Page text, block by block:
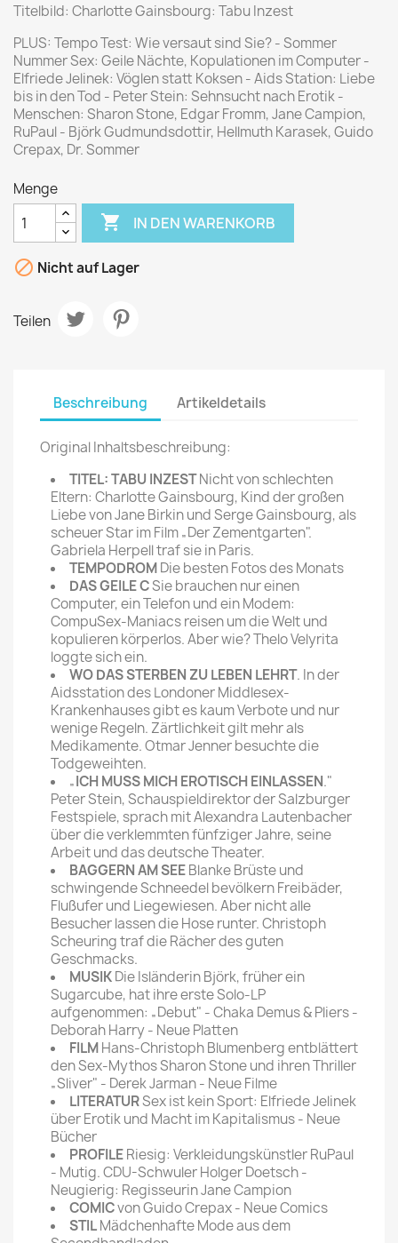
Titelbild: Charlotte Gainsbourg: Tabu Inzest
PLUS: Tempo Test: Wie versaut sind Sie? - Sommer
Nummer Sex: Geile Nächte, Kopulationen im Computer -
Elfriede Jelinek: Vöglen statt Koksen - Aids Station: Liebe
bis in den Tod - Peter Stein: Sehnsucht nach Erotik -
Menschen: Sharon Stone, Edgar Fromm, Jane Campion,
RuPaul - Björk Gudmundsdottir, Hellmuth Karasek, Guido
Crepax, Dr. Sommer
Menge
 IN DEN WARENKORB
 Nicht auf Lager
Teilen
Beschreibung Artikeldetails
Original Inhaltsbeschreibung:
TITEL: TABU INZESTNicht von schlechten
Eltern: Charlotte Gainsbourg, Kind der großen
Liebe von Jane Birkin und Serge Gainsbourg, als
scheuer Star im Film „Der Zementgarten".
Gabriela Herpell traf sie in Paris.
TEMPODROMDie besten Fotos des Monats
DAS GEILE CSie brauchen nur einen
Computer, ein Telefon und ein Modem:
CompuSex-Maniacs reisen um die Welt und
kopulieren körperlos. Aber wie? Thelo Velyrita
loggte sich ein.
WO DAS STERBEN ZU LEBEN LEHRT. In der
Aidsstation des Londoner Middlesex-
Krankenhauses gibt es kaum Verbote und nur
wenige Regeln. Zärtlichkeit gilt mehr als
Medikamente. Otmar Jenner besuchte die
Todgeweihten.
„ICH MUSS MICH EROTISCH EINLASSEN."
Peter Stein, Schauspieldirektor der Salzburger
Festspiele, sprach mit Alexandra Lautenbacher
über die verklemmten fünfziger Jahre, seine
Arbeit und das deutsche Theater.
BAGGERN AM SEEBlanke Brüste und
schwingende Schneedel bevölkern Freibäder,
Flußufer und Liegewiesen. Aber nicht alle
Besucher lassen die Hose runter. Christoph
Scheuring traf die Rächer des guten
Geschmacks.
MUSIKDie Isländerin Björk, früher ein
Sugarcube, hat ihre erste Solo-LP
aufgenommen: „Debut" - Chaka Demus & Pliers -
Deborah Harry - Neue Platten
FILMHans-Christoph Blumenberg entblättert
den Sex-Mythos Sharon Stone und ihren Thriller
„Sliver" - Derek Jarman - Neue Filme
LITERATURSex ist kein Sport: Elfriede Jelinek
über Erotik und Macht im Kapitalismus - Neue
Bücher
PROFILERiesig: Verkleidungskünstler RuPaul
- Mutig. CDU-Schwuler Holger Doetsch -
Neugierig: Regisseurin Jane Campion
COMICvon Guido Crepax - Neue Comics
STILMädchenhafte Mode aus dem